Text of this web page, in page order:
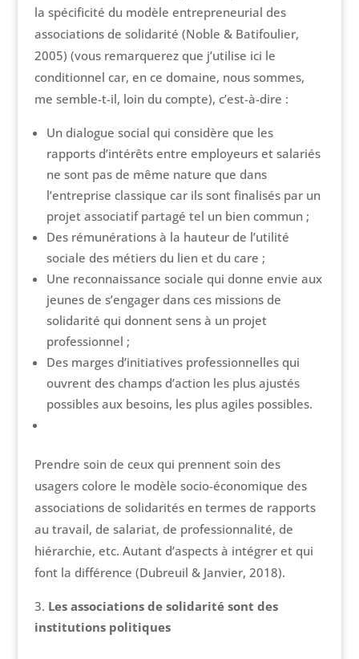
la spécificité du modèle entrepreneurial des
associations de solidarité (Noble & Batifoulier,
2005) (vous remarquerez que j’utilise ici le
conditionnel car, en ce domaine, nous sommes,
me semble-t-il, loin du compte), c’est-à-dire :
Un dialogue social qui considère que les
rapports d’intérêts entre employeurs et salariés
ne sont pas de même nature que dans
l’entreprise classique car ils sont finalisés par un
projet associatif partagé tel un bien commun ;
Des rémunérations à la hauteur de l’utilité
sociale des métiers du lien et du care ;
Une reconnaissance sociale qui donne envie aux
jeunes de s’engager dans ces missions de
solidarité qui donnent sens à un projet
professionnel ;
Des marges d’initiatives professionnelles qui
ouvrent des champs d’action les plus ajustés
possibles aux besoins, les plus agiles possibles.
Prendre soin de ceux qui prennent soin des
usagers colore le modèle socio-économique des
associations de solidarités en termes de rapports
au travail, de salariat, de professionnalité, de
hiérarchie, etc. Autant d’aspects à intégrer et qui
font la différence (Dubreuil & Janvier, 2018).
Les associations de solidarité sont des
institutions politiques